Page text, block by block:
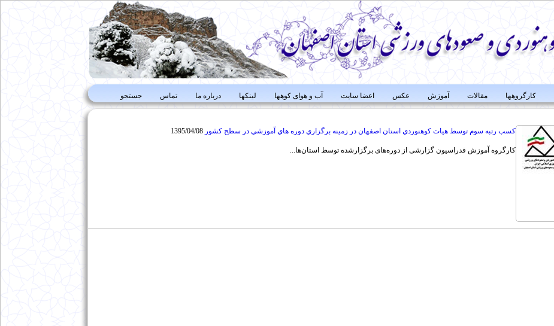
کارگروهها مقالات آموزش عکس اعضا سایت آب و هوای کوهها لینکها درباره ما تماس جستجو
كسب رتبه سوم توسط هيات كوهنوردي استان اصفهان در زمينه برگزاري دوره هاي آموزشي در سطح كشور 1395/04/08
کارگروه آموزش فدراسیون گزارشی از دوره‌های برگزارشده توسط استان‌ها...